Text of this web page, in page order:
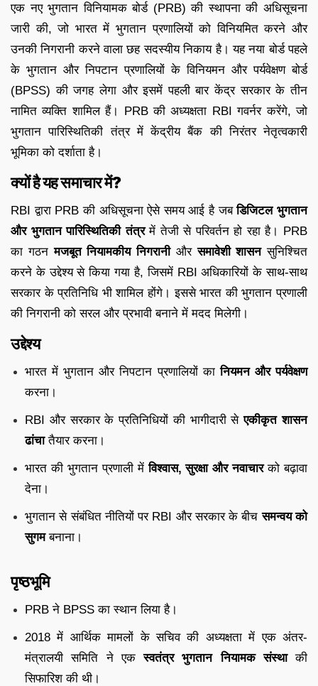
एक नए भुगतान विनियामक बोर्ड (PRB) की स्थापना की अधिसूचना
जारी की, जो भारत में भुगतान प्रणालियों को विनियमित करने और
उनकी निगरानी करने वाला छह सदस्यीय निकाय है। यह नया बोर्ड पहले
के भुगतान और निपटान प्रणालियों के विनियमन और पर्यवेक्षण बोर्ड
(BPSS) की जगह लेगा और इसमें पहली बार केंद्र सरकार के तीन
नामित व्यक्ति शामिल हैं। PRB की अध्यक्षता RBI गवर्नर करेंगे, जो
भुगतान पारिस्थितिकी तंत्र में केंद्रीय बैंक की निरंतर नेतृत्वकारी
भूमिका को दर्शाता है।
क्यों है यह समाचार में?
RBI द्वारा PRB की अधिसूचना ऐसे समय आई है जबडिजिटल भुगतान
और भुगतान पारिस्थितिकी तंत्रमें तेजी से परिवर्तन हो रहा है। PRB
का गठनमजबूत नियामकीय निगरानीऔरसमावेशी शासनसुनिश्चित
करने के उद्देश्य से किया गया है, जिसमें RBI अधिकारियों के साथ-साथ
सरकार के प्रतिनिधि भी शामिल होंगे। इससे भारत की भुगतान प्रणाली
की निगरानी को सरल और प्रभावी बनाने में मदद मिलेगी।
उद्देश्य
भारत में भुगतान और निपटान प्रणालियों कानियमन और पर्यवेक्षण
करना।
RBI और सरकार के प्रतिनिधियों की भागीदारी सेएकीकृत शासन
ढांचातैयार करना।
भारत की भुगतान प्रणाली मेंविश्वास, सुरक्षा और नवाचारको बढ़ावा
देना।
भुगतान से संबंधित नीतियों पर RBI और सरकार के बीचसमन्वय को
सुगमबनाना।
पृष्ठभूमि
PRB ने BPSS का स्थान लिया है।
2018 में आर्थिक मामलों के सचिव की अध्यक्षता में एक अंतर-
मंत्रालयी समिति ने एकस्वतंत्र भुगतान नियामक संस्थाकी
सिफारिश की थी।